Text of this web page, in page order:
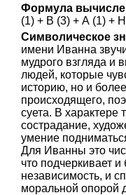
Формула
(1) + В (3) + А (1) +
Символическое
имени Иванна
мудрого взгляда и
людей, которые
историю, но и
происходящего,
суета. В характере
сострадание,
умение
Для Иванны это
что подчеркивает
независимость, и
моральной опорой